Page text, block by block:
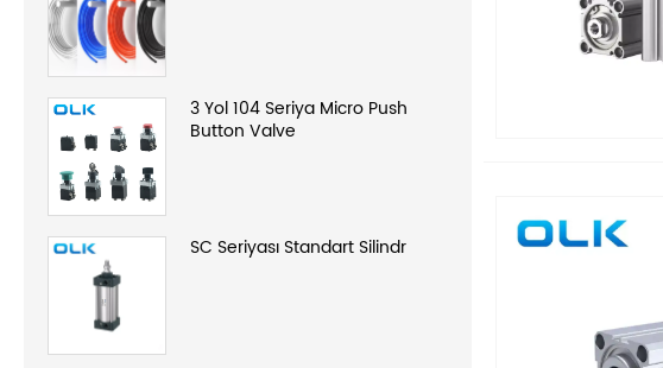
3 Yol 104 Seriya Micro Push
Button Valve
SC Seriyası Standart Silindr